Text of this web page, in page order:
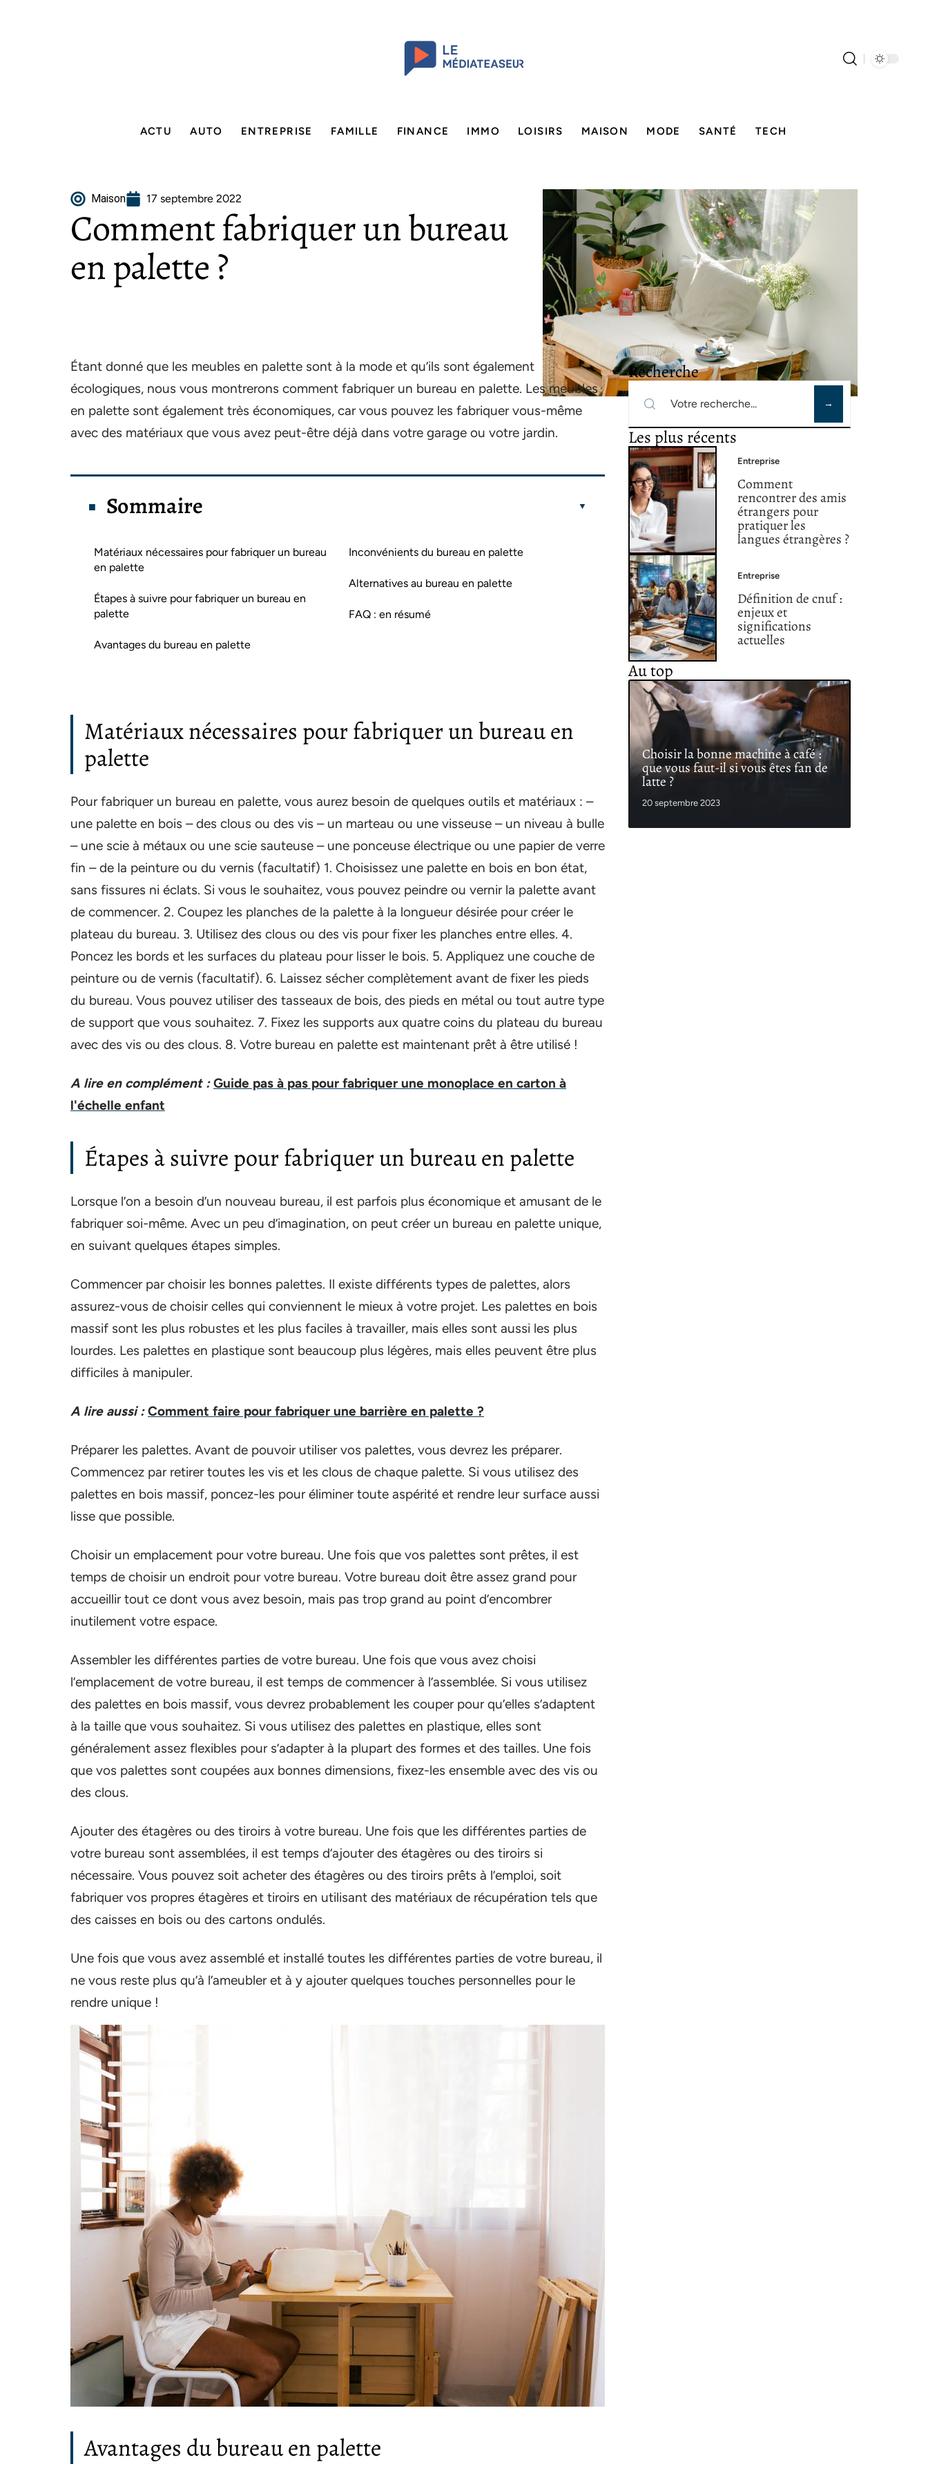
ACTU AUTO ENTREPRISE FAMILLE FINANCE IMMO LOISIRS MAISON MODE SANTÉ TECH
Maison 17 septembre 2022
Comment fabriquer un bureau
en palette ?
Étant donné que les meubles en palette sont à la mode et qu’ils sont également
écologiques, nous vous montrerons comment fabriquer un bureau en palette. Les meubles
en palette sont également très économiques, car vous pouvez les fabriquer vous-même
avec des matériaux que vous avez peut-être déjà dans votre garage ou votre jardin.
Sommaire
Matériaux nécessaires pour fabriquer un bureau
en palette
Étapes à suivre pour fabriquer un bureau en
palette
Avantages du bureau en palette
Inconvénients du bureau en palette
Alternatives au bureau en palette
FAQ : en résumé
Matériaux nécessaires pour fabriquer un bureau en
palette
Pour fabriquer un bureau en palette, vous aurez besoin de quelques outils et matériaux : –
une palette en bois – des clous ou des vis – un marteau ou une visseuse – un niveau à bulle
– une scie à métaux ou une scie sauteuse – une ponceuse électrique ou une papier de verre
fin – de la peinture ou du vernis (facultatif) 1. Choisissez une palette en bois en bon état,
sans fissures ni éclats. Si vous le souhaitez, vous pouvez peindre ou vernir la palette avant
de commencer. 2. Coupez les planches de la palette à la longueur désirée pour créer le
plateau du bureau. 3. Utilisez des clous ou des vis pour fixer les planches entre elles. 4.
Poncez les bords et les surfaces du plateau pour lisser le bois. 5. Appliquez une couche de
peinture ou de vernis (facultatif). 6. Laissez sécher complètement avant de fixer les pieds
du bureau. Vous pouvez utiliser des tasseaux de bois, des pieds en métal ou tout autre type
de support que vous souhaitez. 7. Fixez les supports aux quatre coins du plateau du bureau
avec des vis ou des clous. 8. Votre bureau en palette est maintenant prêt à être utilisé !
A lire en complément : Guide pas à pas pour fabriquer une monoplace en carton à
l'échelle enfant
Étapes à suivre pour fabriquer un bureau en palette
Lorsque l’on a besoin d’un nouveau bureau, il est parfois plus économique et amusant de le
fabriquer soi-même. Avec un peu d’imagination, on peut créer un bureau en palette unique,
en suivant quelques étapes simples.
Commencer par choisir les bonnes palettes. Il existe différents types de palettes, alors
assurez-vous de choisir celles qui conviennent le mieux à votre projet. Les palettes en bois
massif sont les plus robustes et les plus faciles à travailler, mais elles sont aussi les plus
lourdes. Les palettes en plastique sont beaucoup plus légères, mais elles peuvent être plus
difficiles à manipuler.
A lire aussi : Comment faire pour fabriquer une barrière en palette ?
Préparer les palettes. Avant de pouvoir utiliser vos palettes, vous devrez les préparer.
Commencez par retirer toutes les vis et les clous de chaque palette. Si vous utilisez des
palettes en bois massif, poncez-les pour éliminer toute aspérité et rendre leur surface aussi
lisse que possible.
Choisir un emplacement pour votre bureau. Une fois que vos palettes sont prêtes, il est
temps de choisir un endroit pour votre bureau. Votre bureau doit être assez grand pour
accueillir tout ce dont vous avez besoin, mais pas trop grand au point d’encombrer
inutilement votre espace.
Assembler les différentes parties de votre bureau. Une fois que vous avez choisi
l’emplacement de votre bureau, il est temps de commencer à l’assemblée. Si vous utilisez
des palettes en bois massif, vous devrez probablement les couper pour qu’elles s’adaptent
à la taille que vous souhaitez. Si vous utilisez des palettes en plastique, elles sont
généralement assez flexibles pour s’adapter à la plupart des formes et des tailles. Une fois
que vos palettes sont coupées aux bonnes dimensions, fixez-les ensemble avec des vis ou
des clous.
Ajouter des étagères ou des tiroirs à votre bureau. Une fois que les différentes parties de
votre bureau sont assemblées, il est temps d’ajouter des étagères ou des tiroirs si
nécessaire. Vous pouvez soit acheter des étagères ou des tiroirs prêts à l’emploi, soit
fabriquer vos propres étagères et tiroirs en utilisant des matériaux de récupération tels que
des caisses en bois ou des cartons ondulés.
Une fois que vous avez assemblé et installé toutes les différentes parties de votre bureau, il
ne vous reste plus qu’à l’ameubler et à y ajouter quelques touches personnelles pour le
rendre unique !
Avantages du bureau en palette
Recherche
Les plus récents
Entreprise
Comment
rencontrer des amis
étrangers pour
pratiquer les
langues étrangères ?
Entreprise
Définition de cnuf :
enjeux et
significations
actuelles
Au top
Choisir la bonne machine à café :
que vous faut-il si vous êtes fan de
latte ?
20 septembre 2023